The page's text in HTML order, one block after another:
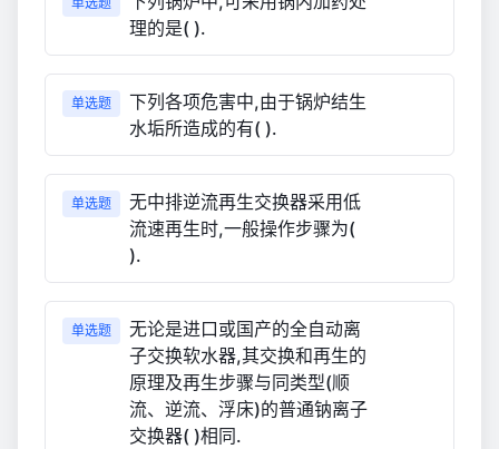
理的是( ).
单选题
下列各项危害中,由于锅炉结生
水垢所造成的有( ).
单选题
无中排逆流再生交换器采用低
流速再生时,一般操作步骤为(
).
单选题
无论是进口或国产的全自动离
子交换软水器,其交换和再生的
原理及再生步骤与同类型(顺
流、逆流、浮床)的普通钠离子
交换器( )相同.